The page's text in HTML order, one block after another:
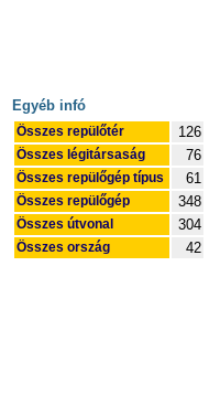
Egyéb infó
Összes repülőtér 126
Összes légitársaság 76
Összes repülőgép típus 61
Összes repülőgép 348
Összes útvonal 304
Összes ország 42